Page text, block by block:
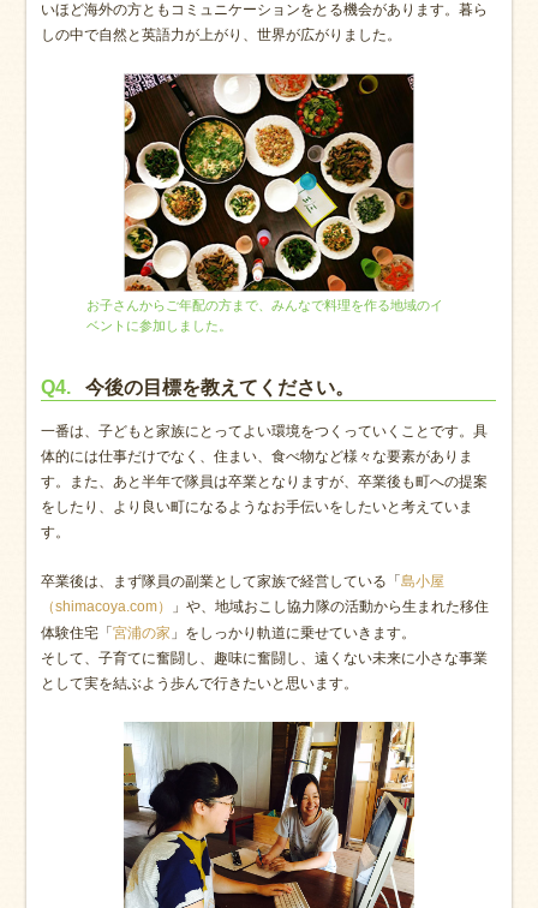
いほど海外の方ともコミュニケーションをとる機会があります。暮ら
しの中で自然と英語力が上がり、世界が広がりました。
お子さんからご年配の方まで、みんなで料理を作る地域のイ
ベントに参加しました。
Q4. 今後の目標を教えてください。
一番は、子どもと家族にとってよい環境をつくっていくことです。具
体的には仕事だけでなく、住まい、食べ物など様々な要素がありま
す。また、あと半年で隊員は卒業となりますが、卒業後も町への提案
をしたり、より良い町になるようなお手伝いをしたいと考えていま
す。
卒業後は、まず隊員の副業として家族で経営している「島小屋
（shimacoya.com）
」や、地域おこし協力隊の活動から生まれた移住
体験住宅「宮浦の家 」をしっかり軌道に乗せていきます。
そして、子育てに奮闘し、趣味に奮闘し、遠くない未来に小さな事業
として実を結ぶよう歩んで行きたいと思います。